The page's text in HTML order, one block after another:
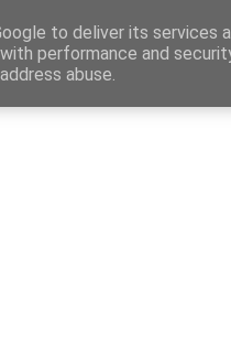
Site Map
Αγγελίες
to deliver its services
performance and
abuse.